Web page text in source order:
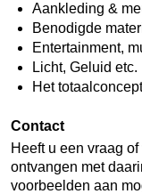
Aankleding &
Benodigde
Entertainment,
Licht, Geluid etc.
Het
Contact
Heeft u een vraag
ontvangen met
voorbeelden aan